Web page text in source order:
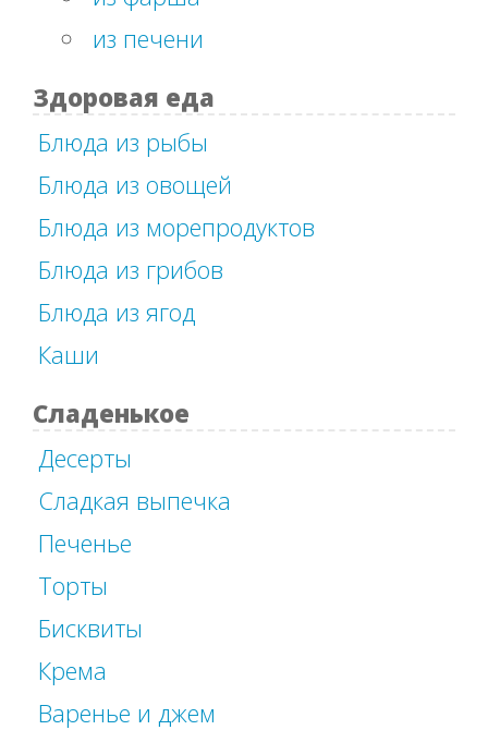
из печени
Здоровая еда
Блюда из рыбы
Блюда из овощей
Блюда из морепродуктов
Блюда из грибов
Блюда из ягод
Каши
Сладенькое
Десерты
Сладкая выпечка
Печенье
Торты
Бисквиты
Крема
Варенье и джем